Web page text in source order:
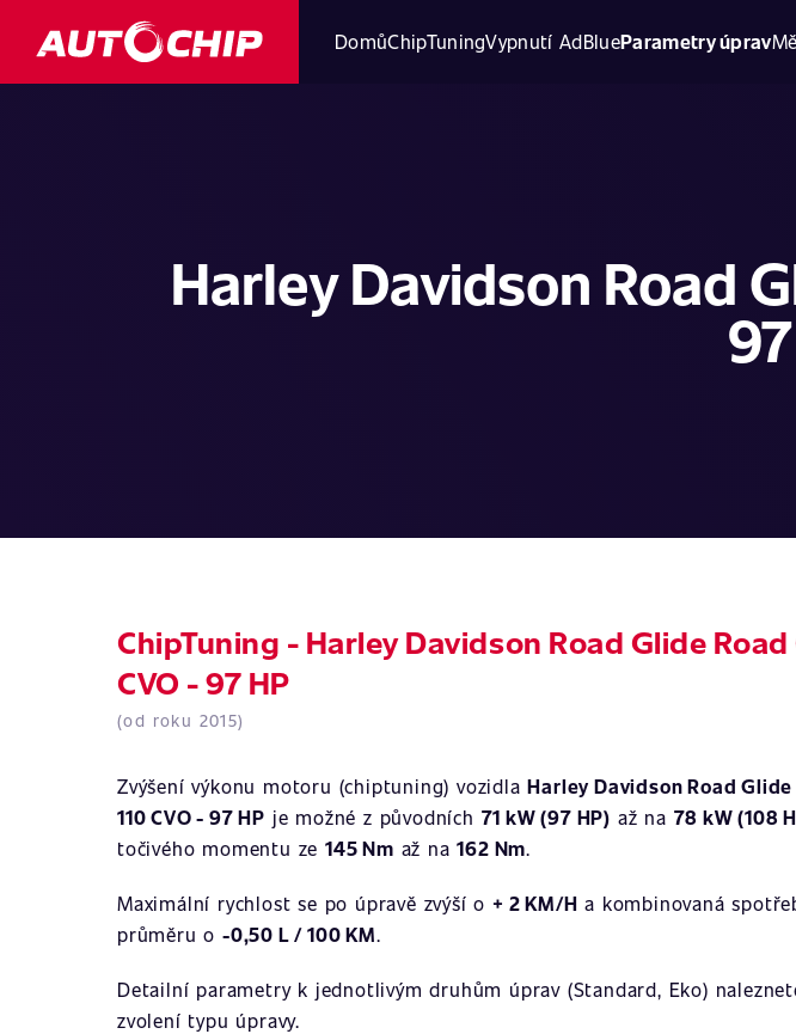
DomůChipTuningVypnutí AdBlueParametry úprav
Harley Davidson Road
ChipTuning - Harley Davidson Road Glide Road
CVO - 97 HP
(od roku 2015)
Zvýšení výkonu motoru (chiptuning) vozidlaHarley Davidson Road
110 CVO - 97 HP je možné z původních 71 kW (97 HP) až na 78 kW (108
točivého momentu ze145 Nm až na162 Nm.
Maximální rychlost se po úpravě zvýší o + 2 KM/H a kombinovaná
průměru o-0,50 L / 100 KM.
Detailní parametry k jednotlivým druhům úprav (Standard, Eko)
zvolení typu úpravy.